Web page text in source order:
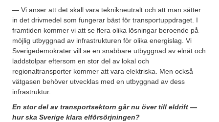
— Vi anser att det skall vara teknikneutralt och att man sätter
in det drivmedel som fungerar bäst för transportuppdraget. I
framtiden kommer vi att se flera olika lösningar beroende på
möjlig utbyggnad av infrastrukturen för olika energislag. Vi
Sverigedemokrater vill se en snabbare utbyggnad av elnät och
laddstolpar eftersom en stor del av lokal och
regionaltransporter kommer att vara elektriska. Men också
vätgasen behöver utvecklas med en utbyggnad av dess
infrastruktur.
En stor del av transportsektorn går nu över till eldrift —
hur ska Sverige klara elförsörjningen?